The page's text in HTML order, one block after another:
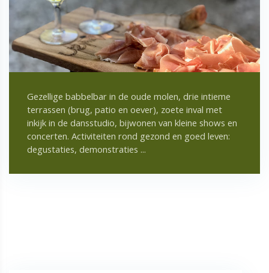
Gezellige babbelbar in de oude molen, drie intieme
terrassen (brug, patio en oever), zoete inval met
inkijk in de dansstudio, bijwonen van kleine shows en
concerten. Activiteiten rond gezond en goed leven:
degustaties, demonstraties ...